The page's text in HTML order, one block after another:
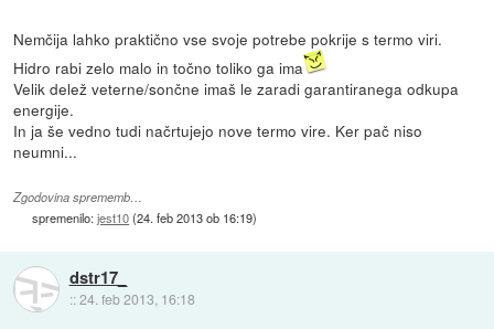
Nemčija lahko praktično vse svoje potrebe pokrije s termo viri.
Hidro rabi zelo malo in točno toliko ga ima
Velik delež veterne/sončne imaš le zaradi garantiranega odkupa
energije.
In ja še vedno tudi načrtujejo nove termo vire. Ker pač niso
neumni...
Zgodovina sprememb…
spremenilo:jest10(24. feb 2013 ob 16:19)
dstr17_
::24. feb 2013, 16:18